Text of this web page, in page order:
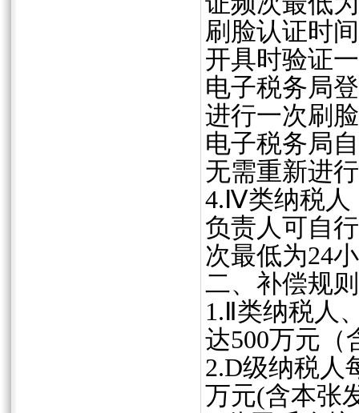
刷脸认证时
开具时验证
电子税务局
进行一次刷
电子税务局
无需重新进
4.Ⅳ类纳税人
负责人可自
次最低为24
二、补偿规
1.Ⅱ类纳税人
达500万元（
2.D级纳税人
万元(含本张